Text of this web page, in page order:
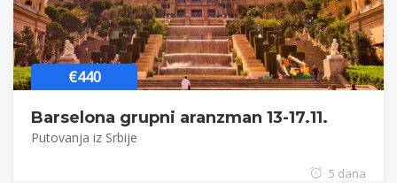
€440
Barselona grupni aranzman 13-17.11.
Putovanja iz Srbije
5 dana